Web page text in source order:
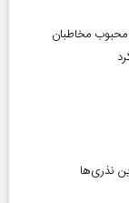
مخاطبان
نذری‌ها